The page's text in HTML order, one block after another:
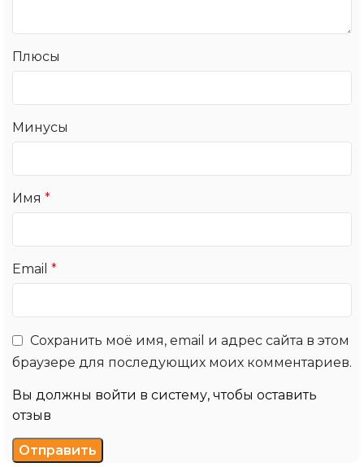
Плюсы
Минусы
Имя *
Email *
Сохранить моё имя, email и адрес сайта в этом
браузере для последующих моих комментариев.
Вы должны войти в систему, чтобы оставить
отзыв